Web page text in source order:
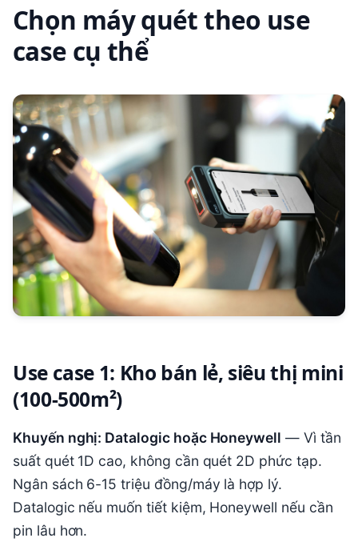
Chọn máy quét theo use
case cụ thể
Use case 1: Kho bán lẻ, siêu thị mini
(100-500m²)
Khuyến nghị: Datalogic hoặc Honeywell — Vì tần
suất quét 1D cao, không cần quét 2D phức tạp.
Ngân sách 6-15 triệu đồng/máy là hợp lý.
Datalogic nếu muốn tiết kiệm, Honeywell nếu cần
pin lâu hơn.